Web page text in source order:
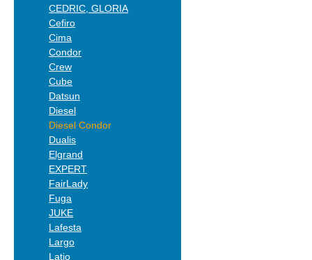
CEDRIC, GLORIA
Cefiro
Cima
Condor
Crew
Cube
Datsun
Diesel
Diesel Condor
Dualis
Elgrand
EXPERT
FairLady
Fuga
JUKE
Lafesta
Largo
Latio